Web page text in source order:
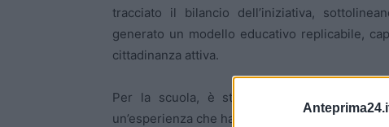
tracciato il bilancio dell’iniziativa,
generato un modello educativo replicabile,
cittadinanza attiva.
Per la scuola, è stato anche il modo più
un’esperienza che ha fatto crescere piante,